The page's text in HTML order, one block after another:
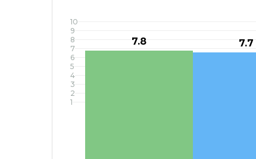
1
2
3
4
5
6
7
8
9
10
7.8 7.7